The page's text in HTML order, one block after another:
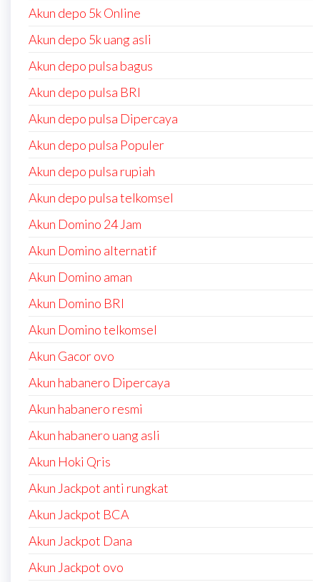
Akun depo 5k Online
Akun depo 5k uang asli
Akun depo pulsa bagus
Akun depo pulsa BRI
Akun depo pulsa Dipercaya
Akun depo pulsa Populer
Akun depo pulsa rupiah
Akun depo pulsa telkomsel
Akun Domino 24 Jam
Akun Domino alternatif
Akun Domino aman
Akun Domino BRI
Akun Domino telkomsel
Akun Gacor ovo
Akun habanero Dipercaya
Akun habanero resmi
Akun habanero uang asli
Akun Hoki Qris
Akun Jackpot anti rungkat
Akun Jackpot BCA
Akun Jackpot Dana
Akun Jackpot ovo